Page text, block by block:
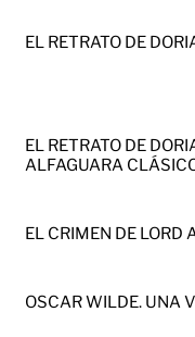
EL RETRATO DE
EL RETRATO DE
ALFAGUARA
EL CRIMEN DE LORD
OSCAR WILDE. UNA